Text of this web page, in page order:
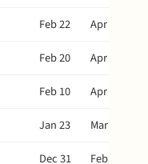
Feb 22
Apr 17
Feb 20
Apr 15
Feb 10
Apr 5
Jan 23
Mar 18
Dec 31 Feb 23